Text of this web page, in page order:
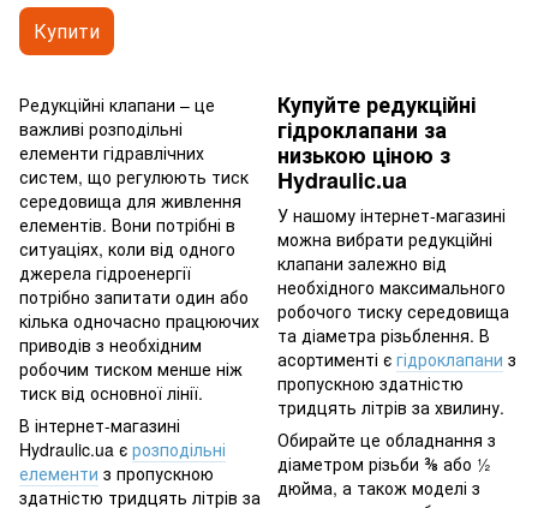
Купити
Редукційні клапани – це
важливі розподільні
елементи гідравлічних
систем, що регулюють тиск
середовища для живлення
елементів. Вони потрібні в
ситуаціях, коли від одного
джерела гідроенергії
потрібно запитати один або
кілька одночасно працюючих
приводів з необхідним
робочим тиском менше ніж
тиск від основної лінії.
В інтернет-магазині
Hydraulic.ua є розподільні
елементи з пропускною
здатністю тридцять літрів за
Купуйте редукційні
гідроклапани за
низькою ціною з
Hydraulic.ua
У нашому інтернет-магазині
можна вибрати редукційні
клапани залежно від
необхідного максимального
робочого тиску середовища
та діаметра різьблення. В
асортименті є гідроклапани з
пропускною здатністю
тридцять літрів за хвилину.
Обирайте це обладнання з
діаметром різьби ⅜ або ½
дюйма, а також моделі з